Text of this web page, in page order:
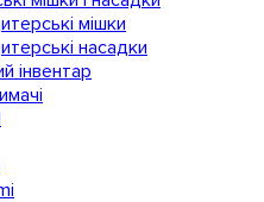
мішки
насадки
інвентар